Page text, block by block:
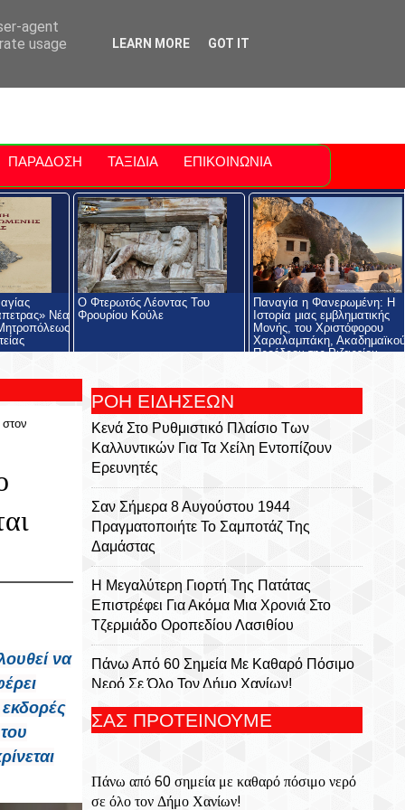
Polis
ΠΑΡΑΔΟΣΗ ΤΑΞΙΔΙΑ ΕΠΙΚΟΙΝΩΝΙΑ
Νέα
Ο Φτερωτός Λέοντας Του
Φρουρίου Κούλε
Παναγία η Φανερωμένη: Η
Ιστορία μιας εμβληματικής
Μονής, του Χριστόφορου
Χαραλαμπάκη,
Προέδρου της Ριζαρείου
να
ΡΟΗ ΕΙΔΗΣΕΩΝ
Κενά Στο Ρυθμιστικό Πλαίσιο Των
Καλλυντικών Για Τα Χείλη Εντοπίζουν
Ερευνητές
Σαν Σήμερα 8 Αυγούστου 1944
Πραγματοποιήτε Το Σαμποτάζ Της
Δαμάστας
Η Μεγαλύτερη Γιορτή Της Πατάτας
Επιστρέφει Για Ακόμα Μια Χρονιά Στο
Τζερμιάδο Οροπεδίου Λασιθίου
Πάνω Από 60 Σημεία Με Καθαρό Πόσιμο
Νερό Σε Όλο Τον Δήμο Χανίων!
«Η Ιερά Μονή Παναγίας Φανερωμένης
Ο Φτερωτός Λέοντας Του Φρουρίου
ΣΑΣ ΠΡΟΤΕΙΝΟΥΜΕ
Πάνω από 60 σημεία με καθαρό πόσιμο νερό
σε όλο τον Δήμο Χανίων!
agent
usage
LEARN MORE GOT IT